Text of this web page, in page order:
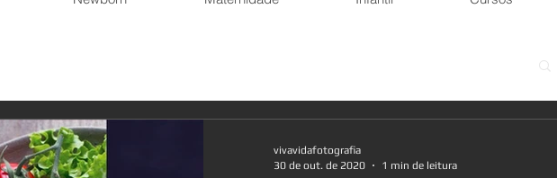
vivavidafotografia
30 de out. de 2020
1 min de leitura